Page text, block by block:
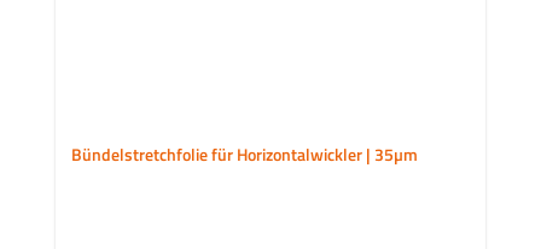
Bündelstretchfolie für Horizontalwickler | 35µm